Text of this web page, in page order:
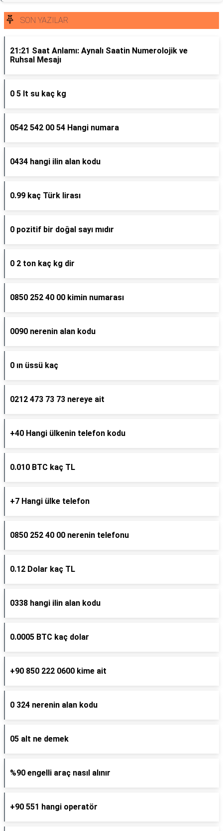
SON YAZILAR
21:21 Saat Anlamı: Aynalı Saatin Numerolojik ve
Ruhsal Mesajı
0 5 lt su kaç kg
0542 542 00 54 Hangi numara
0434 hangi ilin alan kodu
0.99 kaç Türk lirası
0 pozitif bir doğal sayı mıdır
0 2 ton kaç kg dir
0850 252 40 00 kimin numarası
0090 nerenin alan kodu
0 ın üssü kaç
0212 473 73 73 nereye ait
+40 Hangi ülkenin telefon kodu
0.010 BTC kaç TL
+7 Hangi ülke telefon
0850 252 40 00 nerenin telefonu
0.12 Dolar kaç TL
0338 hangi ilin alan kodu
0.0005 BTC kaç dolar
+90 850 222 0600 kime ait
0 324 nerenin alan kodu
05 alt ne demek
%90 engelli araç nasıl alınır
+90 551 hangi operatör